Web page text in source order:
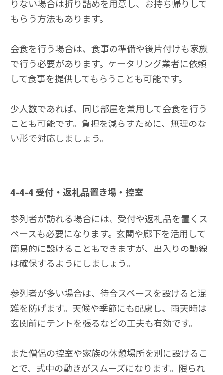
りない場合は折り詰めを用意し、お持ち帰りして
もらう方法もあります。
会食を行う場合は、食事の準備や後片付けも家族
で行う必要があります。ケータリング業者に依頼
して食事を提供してもらうことも可能です。
少人数であれば、同じ部屋を兼用して会食を行う
ことも可能です。負担を減らすために、無理のな
い形で対応しましょう。
4-4-4 受付・返礼品置き場・控室
参列者が訪れる場合には、受付や返礼品を置くス
ペースも必要になります。玄関や廊下を活用して
簡易的に設けることもできますが、出入りの動線
は確保するようにしましょう。
参列者が多い場合は、待合スペースを設けると混
雑を防げます。天候や季節にも配慮し、雨天時は
玄関前にテントを張るなどの工夫も有効です。
また僧侶の控室や家族の休憩場所を別に設けるこ
とで、式中の動きがスムーズになります。限られ